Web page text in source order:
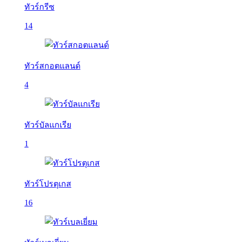
ทัวร์กรีซ
14
ทัวร์สกอตแลนด์
4
ทัวร์บัลเเกเรีย
1
ทัวร์โปรตุเกส
16